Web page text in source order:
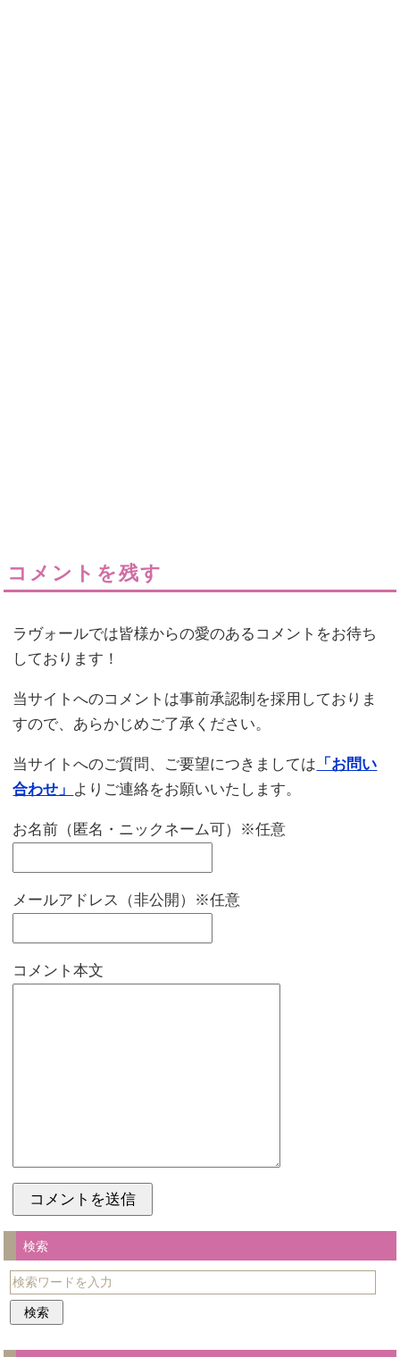
コメントを残す
ラヴォールでは皆様からの愛のあるコメントをお待ち
しております！
当サイトへのコメントは事前承認制を採用しておりま
すので、あらかじめご了承ください。
当サイトへのご質問、ご要望につきましては 「お問い
合わせ」 よりご連絡をお願いいたします。
お名前（匿名・ニックネーム可）※任意
メールアドレス（非公開）※任意
コメント本文
検索